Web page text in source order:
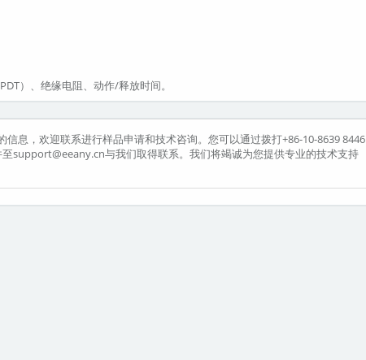
）、绝缘电阻、动作/释放时间。
信息，欢迎联系进行样品申请和技术咨询。您可以通过拨打+86-10-8639 8446
support@eeany.cn与我们取得联系。我们将竭诚为您提供专业的技术支持